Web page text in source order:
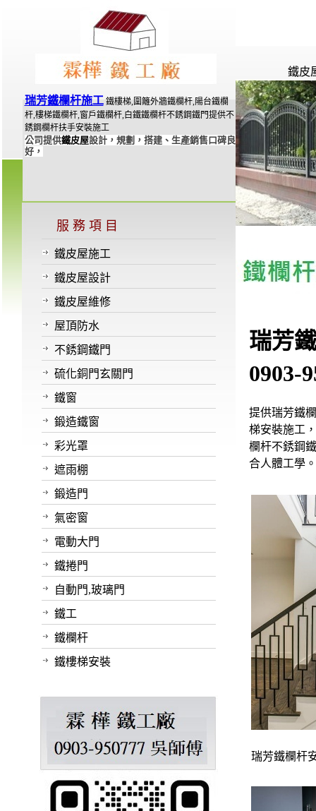
鐵皮
瑞芳鐵欄杆施工鐵樓梯,圍籬外牆鐵欄杆,陽台鐵欄
杆,樓梯鐵欄杆,窗戶鐵欄杆,白鐵鐵欄杆不銹鋼鐵門提供不
銹鋼欄杆扶手安裝施工
公司提供鐵皮屋設計，規劃，搭建、生產銷售口碑良
好，
服 務 項 目
鐵皮屋施工
鐵皮屋設計
鐵皮屋維修
屋頂防水
不銹鋼鐵門
硫化銅門玄關門
鐵窗
鍛造鐵窗
彩光罩
遮雨棚
鍛造門
氣密窗
電動大門
鐵捲門
自動門,玻璃門
鐵工
鐵欄杆
鐵樓梯安裝
瑞芳
0903-
提供瑞芳鐵
梯安裝施工
欄杆不銹鋼
合人體工學。
瑞芳鐵欄杆